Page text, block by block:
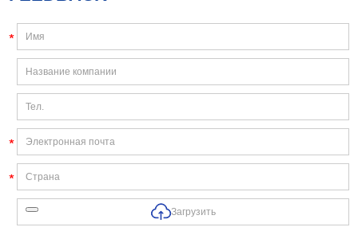
Загрузить